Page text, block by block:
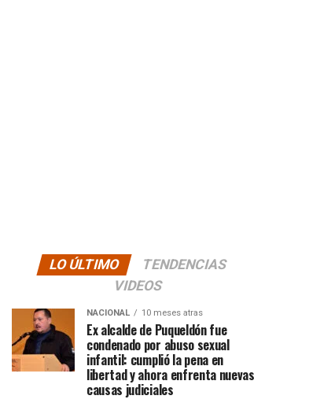
LO ÚLTIMO
TENDENCIAS
VIDEOS
NACIONAL 10 meses atras
Ex alcalde de Puqueldón fue
condenado por abuso sexual
infantil: cumplió la pena en
libertad y ahora enfrenta nuevas
causas judiciales